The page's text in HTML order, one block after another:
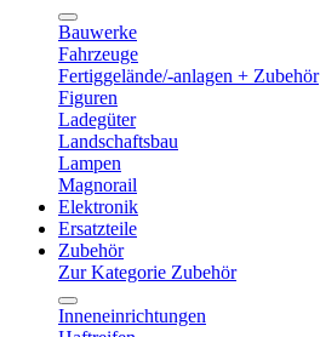
Bauwerke
Fahrzeuge
Fertiggelände/-anlagen + Zubehör
Figuren
Ladegüter
Landschaftsbau
Lampen
Magnorail
Elektronik
Ersatzteile
Zubehör
Zur Kategorie Zubehör
Inneneinrichtungen